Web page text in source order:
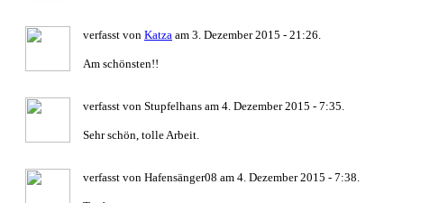
verfasst von Katza am 3. Dezember 2015 - 21:26.
Am schönsten!!
verfasst von Stupfelhans am 4. Dezember 2015 - 7:35.
Sehr schön, tolle Arbeit.
verfasst von Hafensänger08 am 4. Dezember 2015 - 7:38.